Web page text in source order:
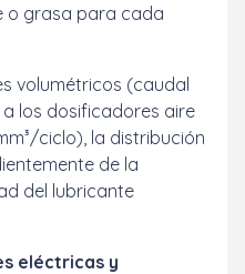
o grasa para cada
volumétricos (caudal
a los dosificadores aire
ciclo), la distribución
de la
del lubricante
eléctricas y